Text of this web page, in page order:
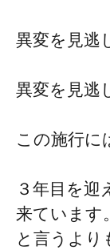
異変を見逃
異変を見逃
この施行に
３年目を迎
来ています。
と言うより